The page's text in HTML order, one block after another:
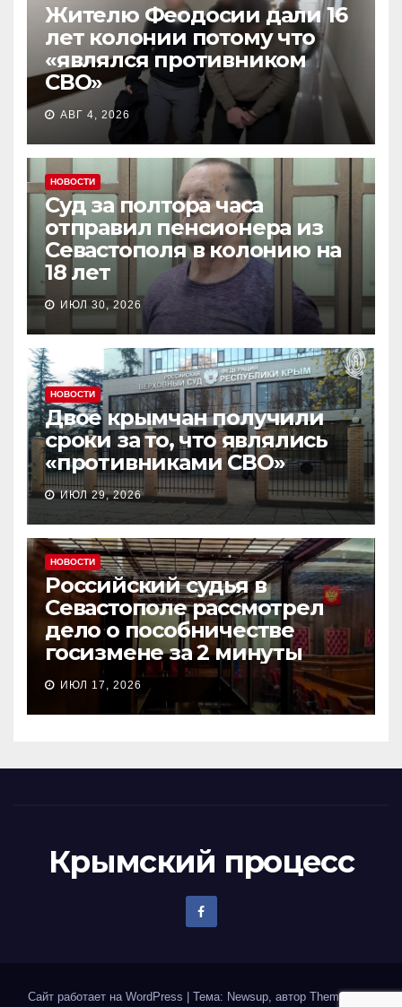
Жителю Феодосии дали 16
лет колонии потому что
«являлся противником
СВО»
АВГ 4, 2026
НОВОСТИ
Суд за полтора часа
отправил пенсионера из
Севастополя в колонию на
18 лет
ИЮЛ 30, 2026
НОВОСТИ
Двое крымчан получили
сроки за то, что являлись
«противниками СВО»
ИЮЛ 29, 2026
НОВОСТИ
Российский судья в
Севастополе рассмотрел
дело о пособничестве
госизмене за 2 минуты
ИЮЛ 17, 2026
Крымский процесс
Сайт работает на WordPress Тема: Newsup, автор Themeansar